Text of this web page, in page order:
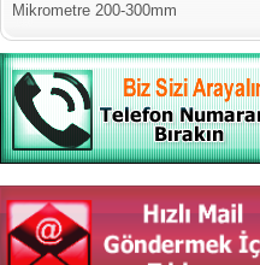
Mikrometre 200-300mm